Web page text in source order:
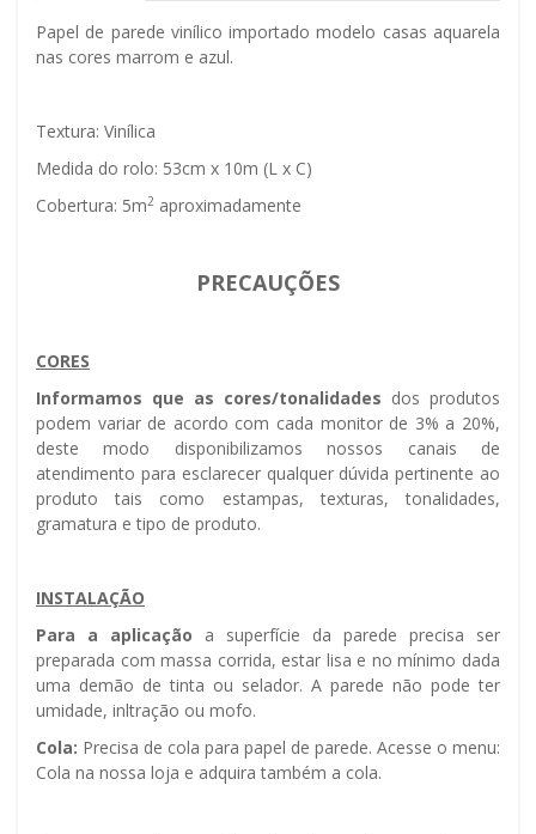
Papel de parede vinílico importado modelo casas aquarela
nas cores marrom e azul.
Textura: Vinílica
Medida do rolo: 53cm x 10m (L x C)
Cobertura: 5m2 aproximadamente
PRECAUÇÕES
CORES
Informamos que as cores/tonalidades dos produtos
podem variar de acordo com cada monitor de 3% a 20%,
deste modo disponibilizamos nossos canais de
atendimento para esclarecer qualquer dúvida pertinente ao
produto tais como estampas, texturas, tonalidades,
gramatura e tipo de produto.
INSTALAÇÃO
Para a aplicação a superfície da parede precisa ser
preparada com massa corrida, estar lisa e no mínimo dada
uma demão de tinta ou selador. A parede não pode ter
umidade, infiltração ou mofo.
Cola: Precisa de cola para papel de parede. Acesse o menu:
Cola na nossa loja e adquira também a cola.